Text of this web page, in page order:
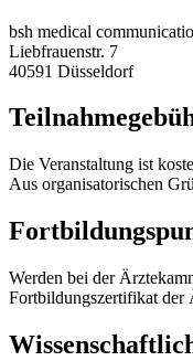
bsh medical
Liebfrauenstr. 7
40591 Düsseldorf
Die Veranstaltung ist
Aus organisatorischen
Werden bei der
Fortbildungszertifikat der